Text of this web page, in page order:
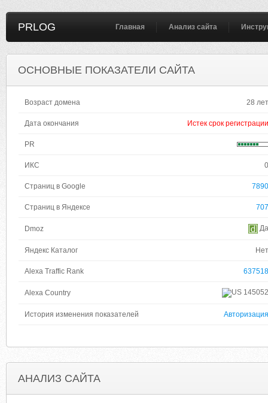
PRLOG Главная Анализ сайта
ОСНОВНЫЕ ПОКАЗАТЕЛИ САЙТА
Возраст домена 28 лет
Дата окончания Истек срок регистрации
PR
ИКС 0
Страниц в Google 7890
Страниц в Яндексе 707
Dmoz Да
Яндекс Каталог Нет
Alexa Traffic Rank 637518
Alexa Country 145052
История изменения показателей Авторизация
АНАЛИЗ САЙТА